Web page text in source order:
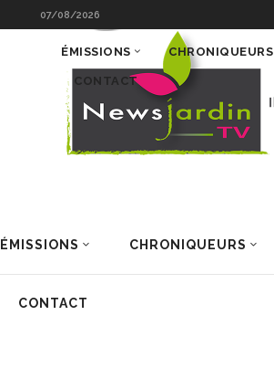
07/08/2026
ÉMISSIONS CHRONIQUEURS
CONTACT
ÉMISSIONS CHRONIQUEURS
CONTACT